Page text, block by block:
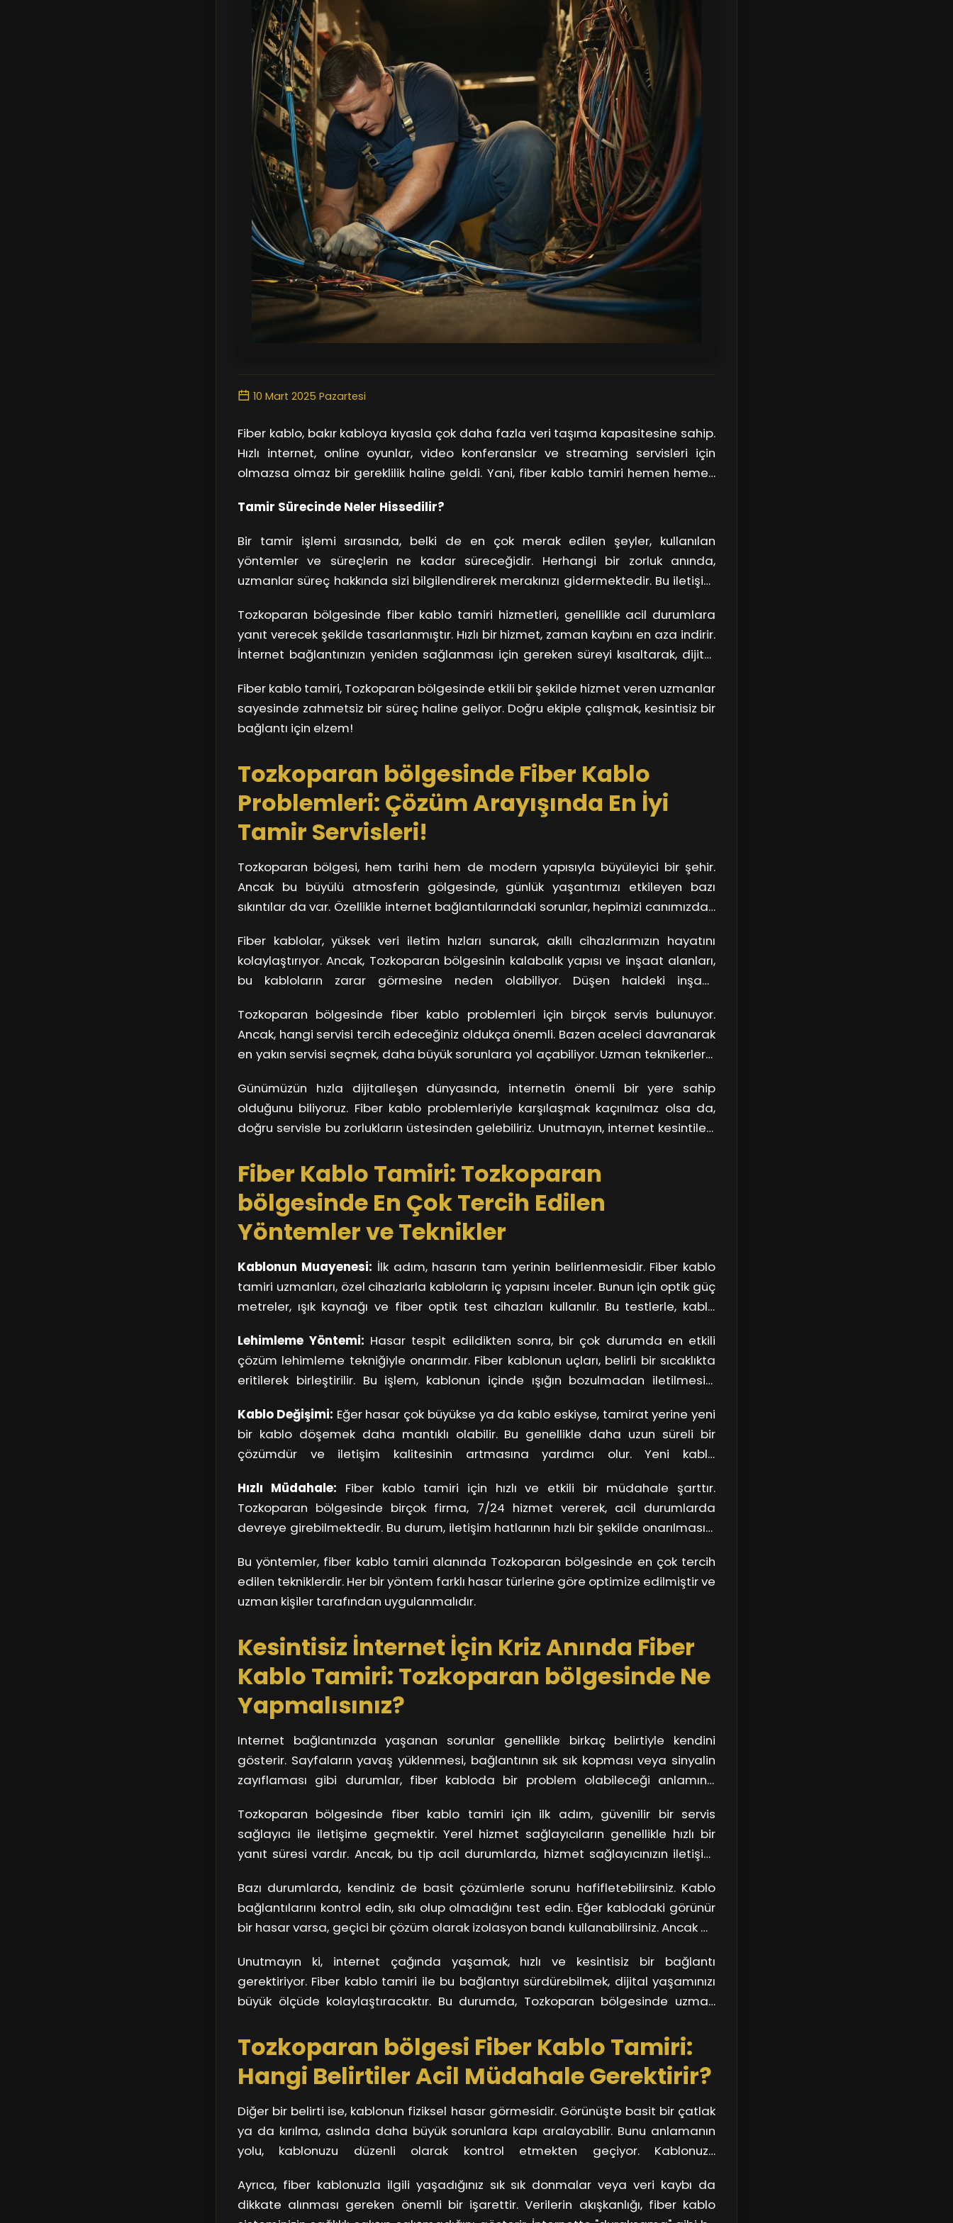
10 Mart 2025 Pazartesi
Fiber kablo, bakır kabloya kıyasla çok daha fazla veri taşıma kapasitesine sahip.
Hızlı internet, online oyunlar, video konferanslar ve streaming servisleri için
olmazsa olmaz bir gereklilik haline geldi. Yani, fiber kablo tamiri hemen hemen
teknisyenler kablonun nerede hasar gördüğünü hızlıca tespit eder. Akabinde,
gerekli ekipmanlarla hasarlı noktayı onarır veya gerekiyorsa yeni bir kablo ile
değiştirir.
Tamir Sürecinde Neler Hissedilir?
Bir tamir işlemi sırasında, belki de en çok merak edilen şeyler, kullanılan
yöntemler ve süreçlerin ne kadar süreceğidir. Herhangi bir zorluk anında,
uzmanlar süreç hakkında sizi bilgilendirerek merakınızı gidermektedir. Bu iletişim
pekiştirir.
Tozkoparan bölgesinde fiber kablo tamiri hizmetleri, genellikle acil durumlara
yanıt verecek şekilde tasarlanmıştır. Hızlı bir hizmet, zaman kaybını en aza indirir.
İnternet bağlantınızın yeniden sağlanması için gereken süreyi kısaltarak, dijital
süreci ile fiber kablonuzun ömrünü uzatmak mümkündür.
Fiber kablo tamiri, Tozkoparan bölgesinde etkili bir şekilde hizmet veren uzmanlar
sayesinde zahmetsiz bir süreç haline geliyor. Doğru ekiple çalışmak, kesintisiz bir
bağlantı için elzem!
Tozkoparan bölgesinde Fiber Kablo
Problemleri: Çözüm Arayışında En İyi
Tamir Servisleri!
Tozkoparan bölgesi, hem tarihi hem de modern yapısıyla büyüleyici bir şehir.
Ancak bu büyülü atmosferin gölgesinde, günlük yaşantımızı etkileyen bazı
sıkıntılar da var. Özellikle internet bağlantılarındaki sorunlar, hepimizi canımızdan
karşılaşılan en can sıkıcı meselelerden biri. Peki, bu sorunlarla başa çıkmanın en
iyi yolu ne?
Fiber kablolar, yüksek veri iletim hızları sunarak, akıllı cihazlarımızın hayatını
kolaylaştırıyor. Ancak, Tozkoparan bölgesinin kalabalık yapısı ve inşaat alanları,
bu kabloların zarar görmesine neden olabiliyor. Düşen haldeki inşaat
durumlardan bazıları. Bu sorunlarla başa çıkmak için öncelikle etkili bir tamir
servisi bulmalıyız.
Tozkoparan bölgesinde fiber kablo problemleri için birçok servis bulunuyor.
Ancak, hangi servisi tercih edeceğiniz oldukça önemli. Bazen aceleci davranarak
en yakın servisi seçmek, daha büyük sorunlara yol açabiliyor. Uzman teknikerlerin
olacaktır. Bu servisler, sorunun kaynağını hızlıca tespit edip, etkili bir çözüm sunar.
Ayrıca, yüksek kaliteli malzemeler kullanarak onarımlarını gerçekleştirirler.
Günümüzün hızla dijitalleşen dünyasında, internetin önemli bir yere sahip
olduğunu biliyoruz. Fiber kablo problemleriyle karşılaşmak kaçınılmaz olsa da,
doğru servisle bu zorlukların üstesinden gelebiliriz. Unutmayın, internet kesintileri,
fayda var!
Fiber Kablo Tamiri: Tozkoparan
bölgesinde En Çok Tercih Edilen
Yöntemler ve Teknikler
Kablonun Muayenesi: İlk adım, hasarın tam yerinin belirlenmesidir. Fiber kablo
tamiri uzmanları, özel cihazlarla kabloların iç yapısını inceler. Bunun için optik güç
metreler, ışık kaynağı ve fiber optik test cihazları kullanılır. Bu testlerle, kablo
Lehimleme Yöntemi: Hasar tespit edildikten sonra, bir çok durumda en etkili
çözüm lehimleme tekniğiyle onarımdır. Fiber kablonun uçları, belirli bir sıcaklıkta
eritilerek birleştirilir. Bu işlem, kablonun içinde ışığın bozulmadan iletilmesini
Kablo Değişimi: Eğer hasar çok büyükse ya da kablo eskiyse, tamirat yerine yeni
bir kablo döşemek daha mantıklı olabilir. Bu genellikle daha uzun süreli bir
çözümdür ve iletişim kalitesinin artmasına yardımcı olur. Yeni kablo
önemlidir.
Hızlı Müdahale: Fiber kablo tamiri için hızlı ve etkili bir müdahale şarttır.
Tozkoparan bölgesinde birçok firma, 7/24 hizmet vererek, acil durumlarda
devreye girebilmektedir. Bu durum, iletişim hatlarının hızlı bir şekilde onarılmasını
Bu yöntemler, fiber kablo tamiri alanında Tozkoparan bölgesinde en çok tercih
edilen tekniklerdir. Her bir yöntem farklı hasar türlerine göre optimize edilmiştir ve
uzman kişiler tarafından uygulanmalıdır.
Kesintisiz İnternet İçin Kriz Anında Fiber
Kablo Tamiri: Tozkoparan bölgesinde Ne
Yapmalısınız?
Internet bağlantınızda yaşanan sorunlar genellikle birkaç belirtiyle kendini
gösterir. Sayfaların yavaş yüklenmesi, bağlantının sık sık kopması veya sinyalin
zayıflaması gibi durumlar, fiber kabloda bir problem olabileceği anlamına
durumunu kontrol edin. Sorun burada değilse, fiber kablonuzda bir arıza olabilir.
Tozkoparan bölgesinde fiber kablo tamiri için ilk adım, güvenilir bir servis
sağlayıcı ile iletişime geçmektir. Yerel hizmet sağlayıcıların genellikle hızlı bir
yanıt süresi vardır. Ancak, bu tip acil durumlarda, hizmet sağlayıcınızın iletişim
trafik durumunu göz önünde bulundurmalısınız; böylece bekleme sürenizi en aza
indirebilirsiniz.
Bazı durumlarda, kendiniz de basit çözümlerle sorunu hafifletebilirsiniz. Kablo
bağlantılarını kontrol edin, sıkı olup olmadığını test edin. Eğer kablodaki görünür
bir hasar varsa, geçici bir çözüm olarak izolasyon bandı kullanabilirsiniz. Ancak bu
Unutmayın ki, internet çağında yaşamak, hızlı ve kesintisiz bir bağlantı
gerektiriyor. Fiber kablo tamiri ile bu bağlantıyı sürdürebilmek, dijital yaşamınızı
büyük ölçüde kolaylaştıracaktır. Bu durumda, Tozkoparan bölgesinde uzman
Tozkoparan bölgesi Fiber Kablo Tamiri:
Hangi Belirtiler Acil Müdahale Gerektirir?
Diğer bir belirti ise, kablonun fiziksel hasar görmesidir. Görünüşte basit bir çatlak
ya da kırılma, aslında daha büyük sorunlara kapı aralayabilir. Bunu anlamanın
yolu, kablonuzu düzenli olarak kontrol etmekten geçiyor. Kablonuzu
gördüğünüzde, hemen bir uzmandan yardım almak en doğru adım olur.
Unutmayın ki, küçük bir sorun dikkate alınmadığında büyüyebilir.
Ayrıca, fiber kablonuzla ilgili yaşadığınız sık sık donmalar veya veri kaybı da
dikkate alınması gereken önemli bir işarettir. Verilerin akışkanlığı, fiber kablo